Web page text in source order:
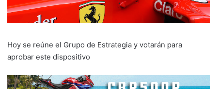
Hoy se reúne el Grupo de Estrategia y votarán para
aprobar este dispositivo